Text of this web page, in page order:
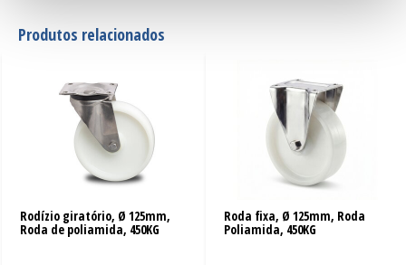
Produtos relacionados
Rodízio giratório, Ø 125mm,
Roda de poliamida, 450KG
Roda fixa, Ø 125mm, Roda
Poliamida, 450KG